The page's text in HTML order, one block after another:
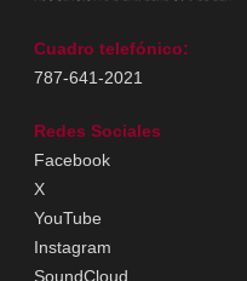
Cuadro telefónico:
787-641-2021
Redes Sociales
Facebook
X
YouTube
Instagram
SoundCloud